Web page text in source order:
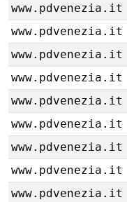
www.pdvenezia.it
www.pdvenezia.it
www.pdvenezia.it
www.pdvenezia.it
www.pdvenezia.it
www.pdvenezia.it
www.pdvenezia.it
www.pdvenezia.it
www.pdvenezia.it